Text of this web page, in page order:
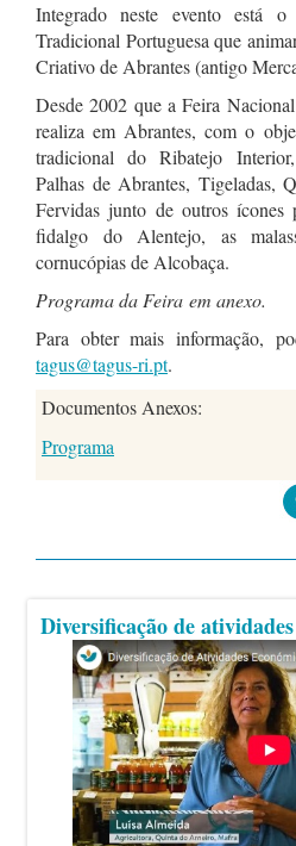
Integrado neste evento está
Tradicional Portuguesa que
Criativo de Abrantes (antigo
Desde 2002 que a Feira
realiza em Abrantes, com o
tradicional do Ribatejo
Palhas de Abrantes, Tigeladas,
Fervidas junto de outros ícones
fidalgo do Alentejo, as
cornucópias de Alcobaça.
Programa da Feira em anexo.
Para obter mais informação,
tagus@tagus-ri.pt.
Documentos Anexos:
Programa
Diversificação de